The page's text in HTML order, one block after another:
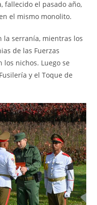
fallecido el pasado año,
el mismo monolito.
la serranía, mientras los
de las Fuerzas
los nichos. Luego se
y el Toque de